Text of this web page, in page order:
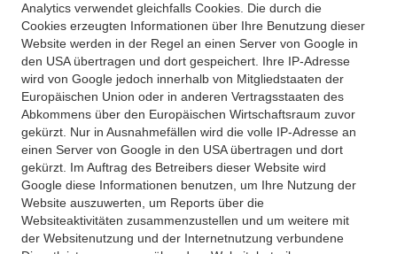
Analytics verwendet gleichfalls Cookies. Die durch die
Cookies erzeugten Informationen über Ihre Benutzung dieser
Website werden in der Regel an einen Server von Google in
den USA übertragen und dort gespeichert. Ihre IP-Adresse
wird von Google jedoch innerhalb von Mitgliedstaaten der
Europäischen Union oder in anderen Vertragsstaaten des
Abkommens über den Europäischen Wirtschaftsraum zuvor
gekürzt. Nur in Ausnahmefällen wird die volle IP-Adresse an
einen Server von Google in den USA übertragen und dort
gekürzt. Im Auftrag des Betreibers dieser Website wird
Google diese Informationen benutzen, um Ihre Nutzung der
Website auszuwerten, um Reports über die
Websiteaktivitäten zusammenzustellen und um weitere mit
der Websitenutzung und der Internetnutzung verbundene